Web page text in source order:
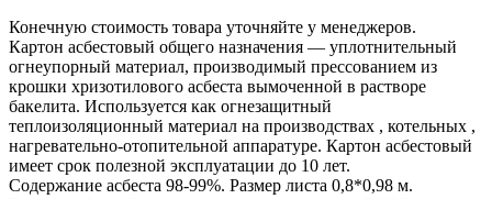
Конечную стоимость товара уточняйте у менеджеров.
Картон асбестовый общего назначения — уплотнительный
огнеупорный материал, производимый прессованием из
крошки хризотилового асбеста вымоченной в растворе
бакелита. Используется как огнезащитный
теплоизоляционный материал на производствах , котельных ,
нагревательно-отопительной аппаратуре. Картон асбестовый
имеет срок полезной эксплуатации до 10 лет.
Содержание асбеста 98-99%. Размер листа 0,8*0,98 м.